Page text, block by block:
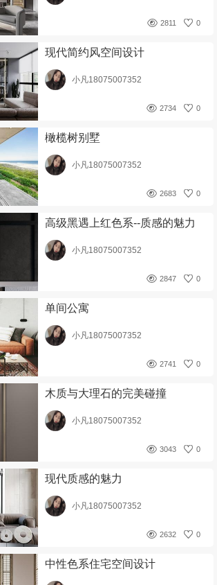
0
2811
现代简约风空间设计
小凡18075007352
0
2734
橄榄树别墅
小凡18075007352
0
2683
高级黑遇上红色系--质感的魅力
小凡18075007352
0
2847
单间公寓
小凡18075007352
0
2741
木质与大理石的完美碰撞
小凡18075007352
0
3043
现代质感的魅力
小凡18075007352
0
2632
中性色系住宅空间设计